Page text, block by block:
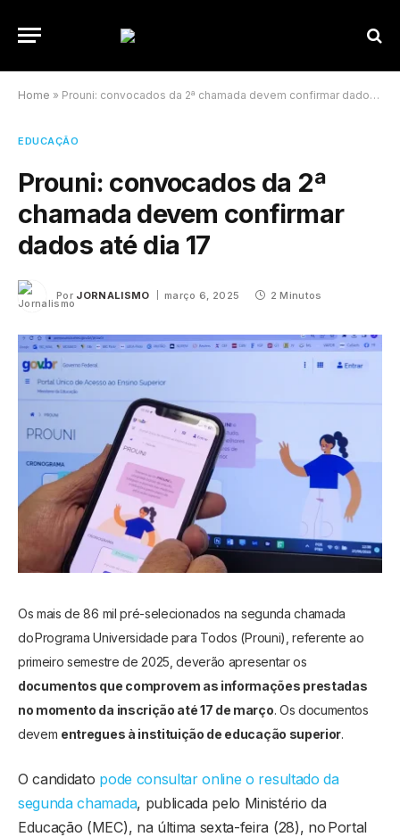
Home » Prouni: convocados da 2ª chamada devem confirmar dados até dia 17
EDUCAÇÃO
Prouni: convocados da 2ª
chamada devem confirmar
dados até dia 17
Por JORNALISMO março 6, 2025 2 Minutos
Os mais de 86 mil pré-selecionados na segunda chamada
do Programa Universidade para Todos (Prouni), referente ao
primeiro semestre de 2025, deverão apresentar os
documentos que comprovem as informações prestadas
no momento da inscrição até 17 de março. Os documentos
devem entregues à instituição de educação superior.
O candidato pode consultar online o resultado da
segunda chamada, publicada pelo Ministério da
Educação (MEC), na última sexta-feira (28), no Portal